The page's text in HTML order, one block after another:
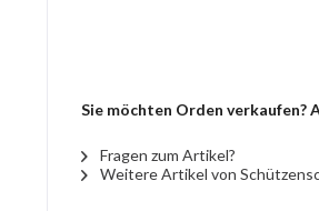
Sie möchten Orden verkaufen?
Fragen zum Artikel?
Weitere Artikel von